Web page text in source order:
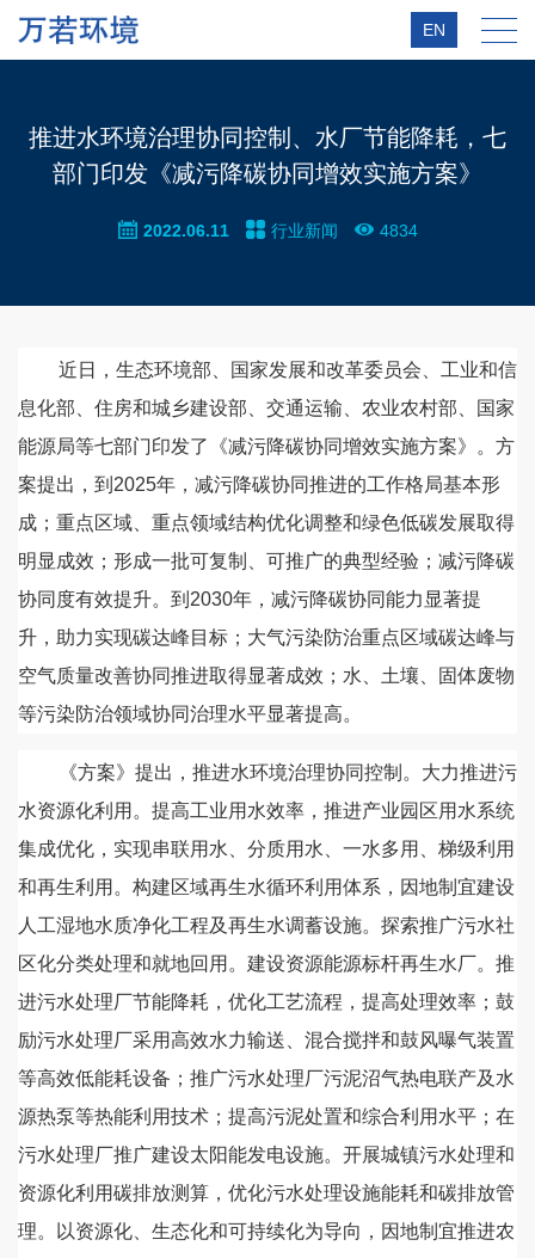
EN
推进水环境治理协同控制、水厂节能降耗，七
部门印发《减污降碳协同增效实施方案》
2022.06.11 行业新闻 4834
近日，生态环境部、国家发展和改革委员会、工业和信
息化部、住房和城乡建设部、交通运输、农业农村部、国家
能源局等七部门印发了《减污降碳协同增效实施方案》。方
案提出，到2025年，减污降碳协同推进的工作格局基本形
成；重点区域、重点领域结构优化调整和绿色低碳发展取得
明显成效；形成一批可复制、可推广的典型经验；减污降碳
协同度有效提升。到2030年，减污降碳协同能力显著提
升，助力实现碳达峰目标；大气污染防治重点区域碳达峰与
空气质量改善协同推进取得显著成效；水、土壤、固体废物
等污染防治领域协同治理水平显著提高。
《方案》提出，推进水环境治理协同控制。大力推进污
水资源化利用。提高工业用水效率，推进产业园区用水系统
集成优化，实现串联用水、分质用水、一水多用、梯级利用
和再生利用。构建区域再生水循环利用体系，因地制宜建设
人工湿地水质净化工程及再生水调蓄设施。探索推广污水社
区化分类处理和就地回用。建设资源能源标杆再生水厂。推
进污水处理厂节能降耗，优化工艺流程，提高处理效率；鼓
励污水处理厂采用高效水力输送、混合搅拌和鼓风曝气装置
等高效低能耗设备；推广污水处理厂污泥沼气热电联产及水
源热泵等热能利用技术；提高污泥处置和综合利用水平；在
污水处理厂推广建设太阳能发电设施。开展城镇污水处理和
资源化利用碳排放测算，优化污水处理设施能耗和碳排放管
理。以资源化、生态化和可持续化为导向，因地制宜推进农